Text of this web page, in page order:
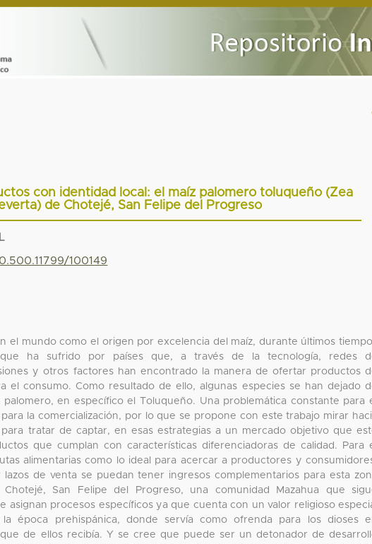
con identidad local: el maíz palomero toluqueño (Zea
de Chotejé, San Felipe del Progreso
100149
el mundo como el origen por excelencia del maíz, durante últimos
ha sufrido por países que, a través de la tecnología, redes
y otros factores han encontrado la manera de ofertar productos
el consumo. Como resultado de ello, algunas especies se han dejado
en específico el Toluqueño. Una problemática constante para
la comercialización, por lo que se propone con este trabajo mirar
tratar de captar, en esas estrategias a un mercado objetivo que
que cumplan con características diferenciadoras de calidad. Para
alimentarias como lo ideal para acercar a productores y
de venta se puedan tener ingresos complementarios para esta
San Felipe del Progreso, una comunidad Mazahua que
asignan procesos específicos ya que cuenta con un valor religioso
época prehispánica, donde servía como ofrenda para los dioses
de ellos recibía. Y se cree que puede ser un detonador de